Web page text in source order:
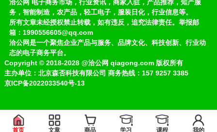
洽公网 电子商务市场，行业资讯，商家入驻，产品推荐，知产服
务，智能制造，农产品，轻工电子，服装日化，行业信息等。
所有文章未经授权禁止转载，如有违反，追究法律责任。举报邮
箱：1990556605@qq.com
洽公网是一个聚焦企业产品与服务、品牌文化、科技创新、行业动
态的电子商务平台。
Copyright ©2018-2028 @洽公网 qiagong.com 版权所有
主办单位：北京森否科技有限公司 商务热线：157 9257 3385
京ICP备2022033540号-13
首页 文章 商品 学习 课程 我的